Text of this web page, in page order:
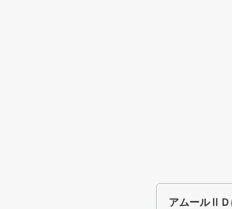
アムールⅡＤ